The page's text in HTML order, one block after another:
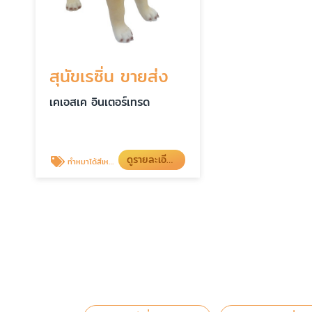
สุนัขเรซิ่น ขายส่ง
เคเอสเค อินเตอร์เทรด
ทำหมาได้สีเหมือนจัง ดูรายละเอียด